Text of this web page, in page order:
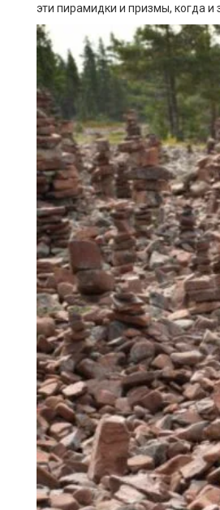
эти пирамидки и призмы, когда и